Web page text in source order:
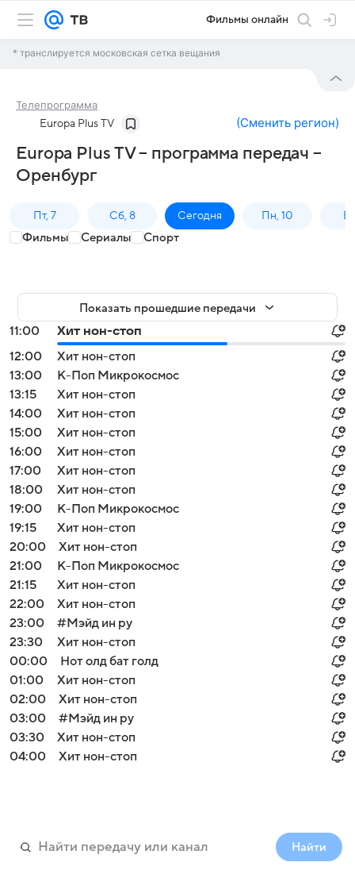
Фильмы онлайн
* транслируется московская сетка вещания
Телепрограмма
Europa Plus TV (Сменить регион)
Europa Plus TV – программа передач –
Оренбург
Пт, 7 Сб, 8 Сегодня Пн, 10
Фильмы Сериалы Спорт
Показать прошедшие передачи
11:00
Хит нон-стоп
12:00
Хит нон-стоп
13:00
К-Поп Микрокосмос
13:15
Хит нон-стоп
14:00
Хит нон-стоп
15:00
Хит нон-стоп
16:00
Хит нон-стоп
17:00
Хит нон-стоп
18:00
Хит нон-стоп
19:00
К-Поп Микрокосмос
19:15
Хит нон-стоп
20:00
Хит нон-стоп
21:00
К-Поп Микрокосмос
21:15
Хит нон-стоп
22:00
Хит нон-стоп
23:00
#Мэйд ин ру
23:30
Хит нон-стоп
00:00
Нот олд бат голд
01:00
Хит нон-стоп
02:00
Хит нон-стоп
03:00
#Мэйд ин ру
03:30
Хит нон-стоп
04:00
Хит нон-стоп
Найти